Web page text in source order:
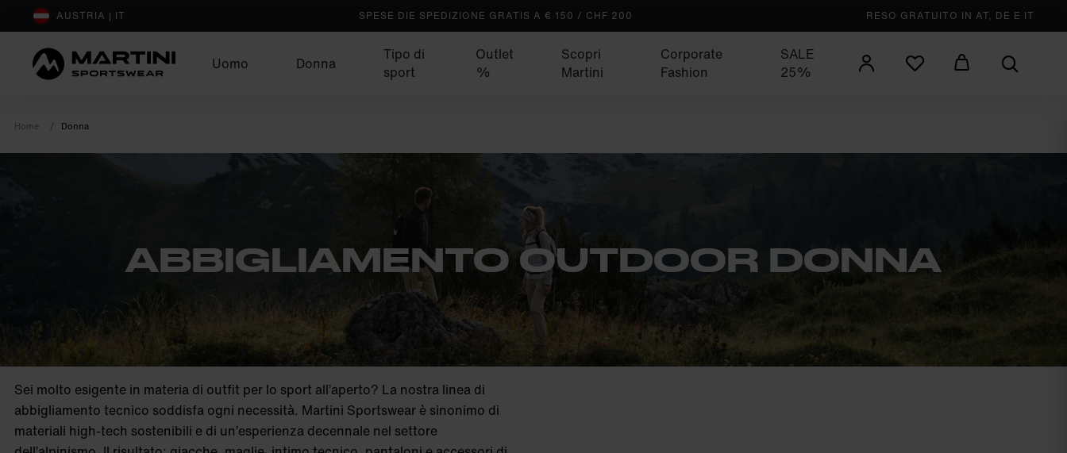
sr.Table Of Content
AUSTRIA | IT SPESE DIE SPEDIZIONE GRATIS A € 150 / CHF 200 RESO GRATUITO IN AT, DE E IT
Uomo Donna
Tipo di
sport
Outlet
%
Scopri
Martini
Corporate
Fashion
SALE
25%
Home Donna
ABBIGLIAMENTO OUTDOOR DONNA
Sei molto esigente in materia di outfit per lo sport all’aperto? La nostra linea di
abbigliamento tecnico soddisfa ogni necessità. Martini Sportswear è sinonimo di
materiali high-tech sostenibili e di un’esperienza decennale nel settore